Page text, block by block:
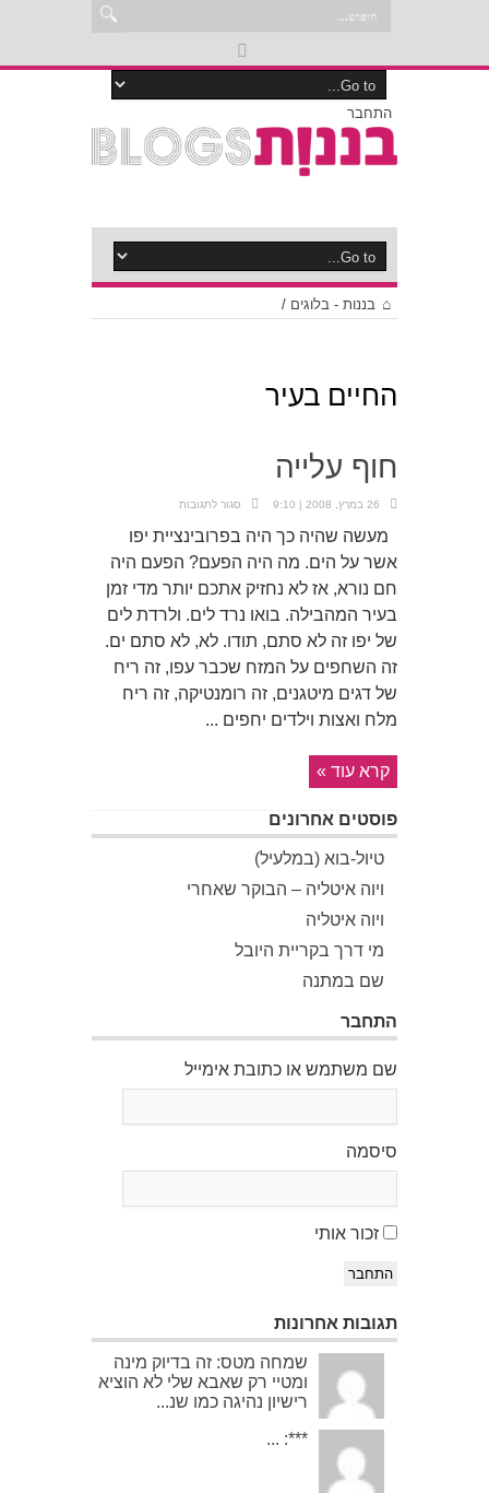
התחבר
בננות - בלוגים /
החיים בעיר
חוף עלייה
26 במרץ, 2008 | 9:10 סגור לתגובות
מעשה שהיה כך היה בפרובינציית יפו
אשר על הים. מה היה הפעם? הפעם היה
חם נורא, אז לא נחזיק אתכם יותר מדי זמן
בעיר המהבילה. בואו נרד לים. ולרדת לים
של יפו זה לא סתם, תודו. לא, לא סתם ים.
זה השחפים על המזח שכבר עפו, זה ריח
של דגים מיטגנים, זה רומנטיקה, זה ריח
מלח ואצות וילדים יחפים ...
קרא עוד »
פוסטים אחרונים
טיול-בוא (במלעיל)
ויוה איטליה – הבוקר שאחרי
ויוה איטליה
מי דרך בקריית היובל
שם במתנה
התחבר
שם משתמש או כתובת אימייל
סיסמה
זכור אותי
התחבר
תגובות אחרונות
שמחה מטס: זה בדיוק מינה
ומטיי רק שאבא שלי לא הוציא
רישיון נהיגה כמו שנ...
***: ...